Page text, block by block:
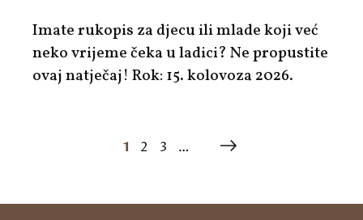
Imate rukopis za djecu ili mlade koji već
neko vrijeme čeka u ladici? Ne propustite
ovaj natječaj! Rok: 15. kolovoza 2026.
1 2 3 …